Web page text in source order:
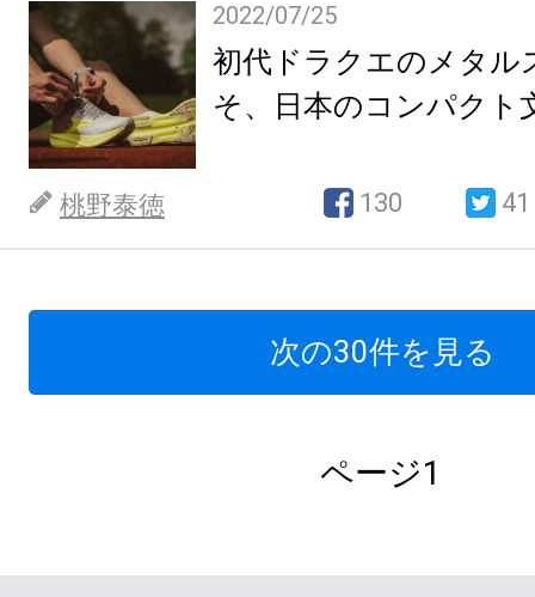
2022/07/25
初代ドラクエのメタル
そ、日本のコンパクト
桃野泰徳 130 41
次の30件を見る
ページ1